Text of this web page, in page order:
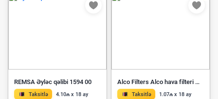
REMSA Əyləc qəlibi 1594 00
Taksitlə 4.10₼ x 18 ay
Alco Filters Alco hava filteri MD-8462
Taksitlə 1.07₼ x 18 ay